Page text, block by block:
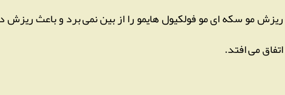
ریزش مو سکه ای مو فولکیول هایمو را از بین نمی برد و باعث
می افتد.